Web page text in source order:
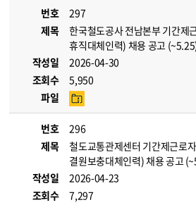
번호
297
제목
한국철도공사 전남본부 기간제
휴직대체인력) 채용 공고
작성일
2026-04-30
조회수
5,950
파일
번호
296
제목
철도교통관제센터 기간제근로자
결원보충대체인력) 채용 공고
작성일
2026-04-23
조회수
7,297